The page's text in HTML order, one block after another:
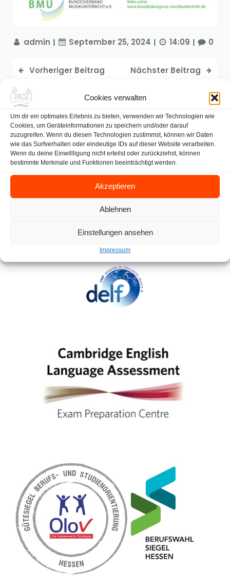
Cookies verwalten
Um dir ein optimales Erlebnis zu bieten, verwenden wir Technologien wie
Cookies, um Geräteinformationen zu speichern und/oder darauf
zuzugreifen. Wenn du diesen Technologien zustimmst, können wir Daten
wie das Surfverhalten oder eindeutige IDs auf dieser Website verarbeiten.
Wenn du deine Einwillligung nicht erteilst oder zurückziehst, können
bestimmte Merkmale und Funktionen beeinträchtigt werden.
Akzeptieren
Ablehnen
Einstellungen ansehen
Impressum
admin | September 25, 2024 | 14:09 | 0
Vorheriger Beitrag Nächster Beitrag